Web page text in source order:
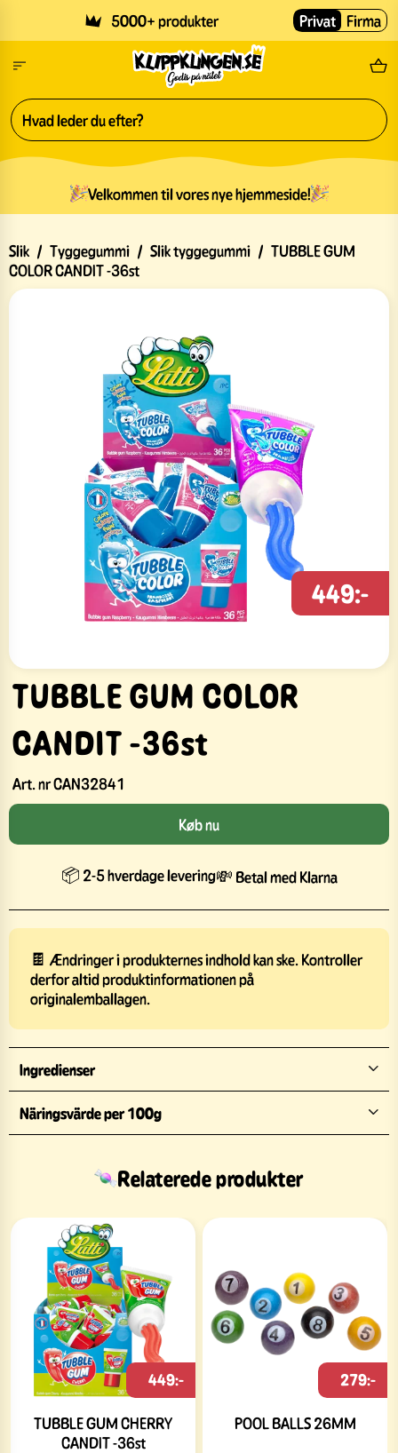
5000+ produkter Privat Firma
Velkommen til vores nye hjemmeside!
Slik / Tyggegummi / Slik tyggegummi / TUBBLE GUM
COLOR CANDIT -36st
TUBBLE GUM COLOR
CANDIT -36st
Art. nrCAN32841
449:-
Køb nu
📦 2-5 hverdage levering💸 Betal med Klarna
🍫 Ændringer i produkternes indhold kan ske. Kontroller
derfor altid produktinformationen på
originalemballagen.
Ingredienser
Näringsvärde per 100g
Relaterede produkter
TUBBLE GUM CHERRY
CANDIT -36st
449:-
POOL BALLS 26MM
279:-